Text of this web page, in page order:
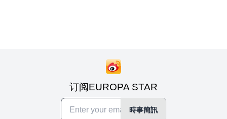
订阅EUROPA STAR
時事簡訊